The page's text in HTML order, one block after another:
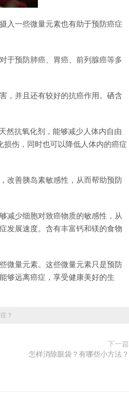
入一些微量元素也有助于预防癌症
于预防肺癌、胃癌、前列腺癌等多
，并且还有较好的抗癌作用。硒含
然抗氧化剂，能够减少人体内自由
伤，同时也可以降低人体内的癌症
改善胰岛素敏感性，从而帮助预防
减少细胞对致癌物质的敏感性，从
发展速度。含有丰富钙和镁的食物
微量元素。这些微量元素只是预防
够远离癌症，享受健康美好的生
？
下一篇
怎样消除眼袋？有哪些小方法？